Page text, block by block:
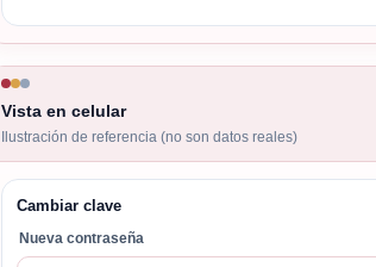
Vista en celular
Ilustración de referencia (no son datos reales)
Cambiar clave
Nueva contraseña